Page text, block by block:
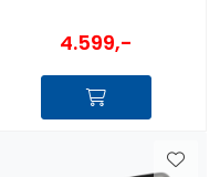
4.599,-